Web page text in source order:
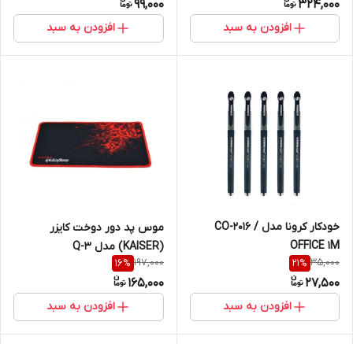
324,000
افزودن به سبد
99,000
افزودن به سبد
خودکار کرونا مدل CO-2016 /
OFFICE 1M
35,000
21%
27,500
افزودن به سبد
موس پد دور دوخت کایزر
(KAISER) مدل Q-3
197,000
16%
165,000
افزودن به سبد